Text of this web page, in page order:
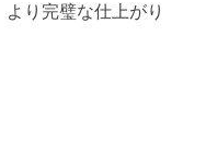
り完璧な仕上がり